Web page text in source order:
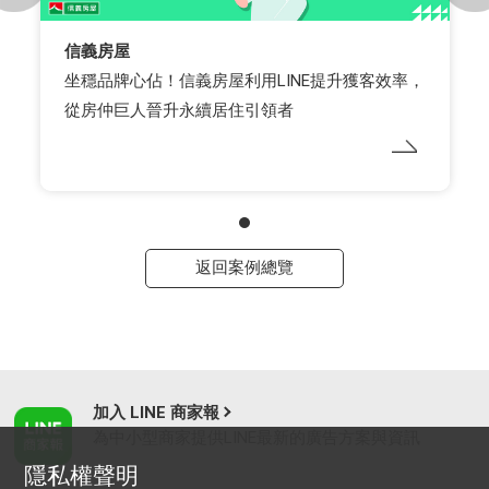
信義房屋
坐穩品牌心佔！信義房屋利用LINE提升獲客效率，
從房仲巨人晉升永續居住引領者
返回案例總覽
加入 LINE 商家報
隱私權聲明